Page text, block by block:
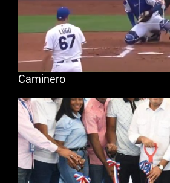
Caminero